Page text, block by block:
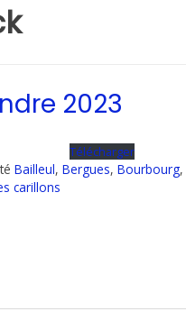
2023
Télécharger
Bailleul, Bergues, Bourbourg,
carillons